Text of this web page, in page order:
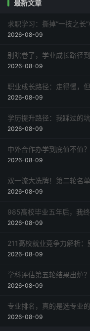
最新文章
求职学习：撕掉“一技之长
2026-08-09
别瞎卷了，学业成长路径
2026-08-09
职业成长路径：走得慢，
2026-08-09
学历提升路径：我踩过的
2026-08-09
中外合作办学到底值不值
2026-08-09
双一流大洗牌！第二轮名
2026-08-09
985高校毕业五年后，我
2026-08-09
211高校就业竞争力解析
2026-08-09
学科评估第五轮结果出炉
2026-08-09
专业排名，真的是选专业
2026-08-09